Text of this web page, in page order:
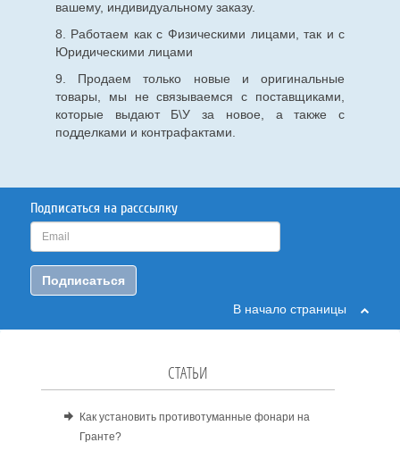
вашему, индивидуальному заказу.
8. Работаем как с Физическими лицами, так и с
Юридическими лицами
9. Продаем только новые и оригинальные
товары, мы не связываемся с поставщиками,
которые выдают Б\У за новое, а также с
подделками и контрафактами.
Подписаться на расссылку
Подписаться
В начало страницы
СТАТЬИ
Как установить противотуманные фонари на
Гранте?